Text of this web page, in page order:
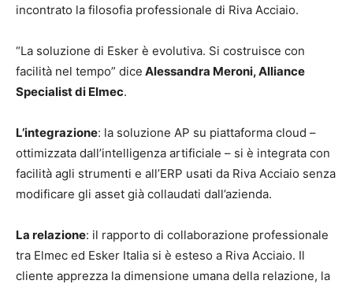
incontrato la filosofia professionale di Riva Acciaio.
“La soluzione di Esker è evolutiva. Si costruisce con
facilità nel tempo” dice Alessandra Meroni, Alliance
Specialist di Elmec.
L’integrazione: la soluzione AP su piattaforma cloud –
ottimizzata dall’intelligenza artificiale – si è integrata con
facilità agli strumenti e all’ERP usati da Riva Acciaio senza
modificare gli asset già collaudati dall’azienda.
La relazione: il rapporto di collaborazione professionale
tra Elmec ed Esker Italia si è esteso a Riva Acciaio. Il
cliente apprezza la dimensione umana della relazione, la